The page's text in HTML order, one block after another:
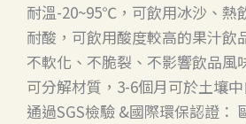
耐溫-20~95℃，可飲用冰沙、熱
耐酸，可飲用酸度較高的果汁飲
不軟化、不脆裂、不影響飲品風
可分解材質，3-6個月可於土壤
通過SGS檢驗 &國際環保認證：